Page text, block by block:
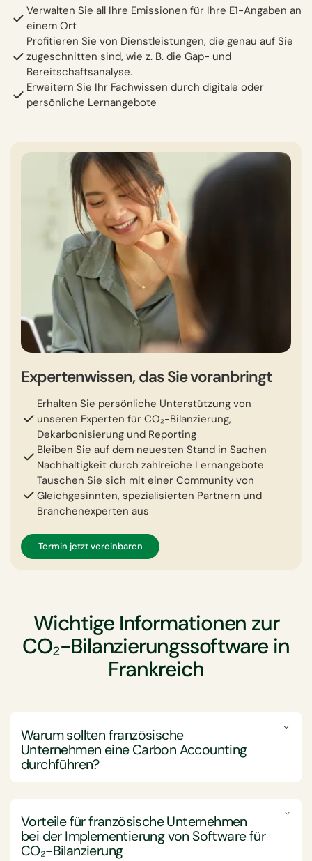
Verwalten Sie all Ihre Emissionen für Ihre E1-Angaben an
einem Ort
Profitieren Sie von Dienstleistungen, die genau auf Sie
zugeschnitten sind, wie z. B. die Gap- und
Bereitschaftsanalyse.
Erweitern Sie Ihr Fachwissen durch digitale oder
persönliche Lernangebote
Expertenwissen, das Sie voranbringt
Erhalten Sie persönliche Unterstützung von
unseren Experten für CO₂-Bilanzierung,
Dekarbonisierung und Reporting
Bleiben Sie auf dem neuesten Stand in Sachen
Nachhaltigkeit durch zahlreiche Lernangebote
Tauschen Sie sich mit einer Community von
Gleichgesinnten, spezialisierten Partnern und
Branchenexperten aus
Termin jetzt vereinbaren
Wichtige Informationen zur
CO₂-Bilanzierungssoftware in
Frankreich
Warum sollten französische
Unternehmen eine Carbon Accounting
durchführen?
Treibhausgasemissionen effektiv zu messen, zu
verwalten und zu reduzieren. Dadurch können sie
sowohl ihre Nachhaltigkeitsziele als auch die
Vorteile für französische Unternehmen
bei der Implementierung von Software für
CO₂-Bilanzierung